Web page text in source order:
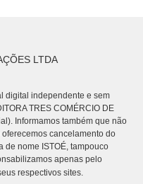
LTDA
digital independente e sem
TRES COMÉRCIO DE
Informamos também que não
cancelamento do
de nome ISTOÉ, tampouco
apenas pelo
respectivos sites.